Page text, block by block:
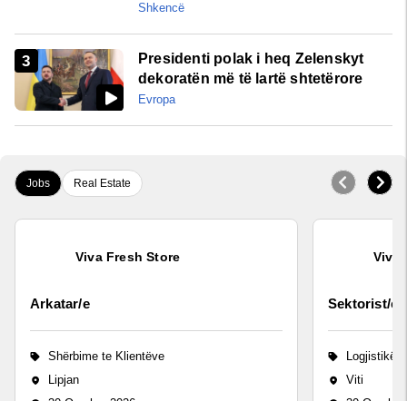
Shkencë
Presidenti polak i heq Zelenskyt
dekoratën më të lartë shtetërore
Evropa
Jobs Real Estate
Viva Fresh Store
Arkatar/e
Shërbime te Klientëve
Lipjan
Viva
Sektorist/e
Logjistikë
Viti